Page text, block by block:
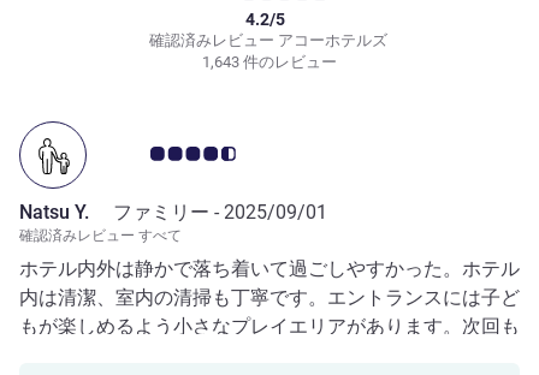
確認済みレビュー アコーホテルズ
4.2/5
1,643 件のレビュー
お客さまの声 4.5/5
Natsu Y. ファミリー - 2025/09/01
確認済みレビュー すべて
ホテル内外は静かで落ち着いて過ごしやすかった。ホテル
内は清潔、室内の清掃も丁寧です。エントランスには子ど
もが楽しめるよう小さなプレイエリアがあります。次回も